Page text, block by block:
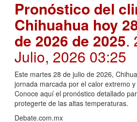
Pronóstico del
Chihuahua hoy
de 2026 de 2025.
Julio, 2026 03:25
Este martes 28 de julio de 2026,
jornada marcada por el calor extremo
Conoce aquí el pronóstico detallado
protegerte de las altas temperaturas.
Debate.com.mx